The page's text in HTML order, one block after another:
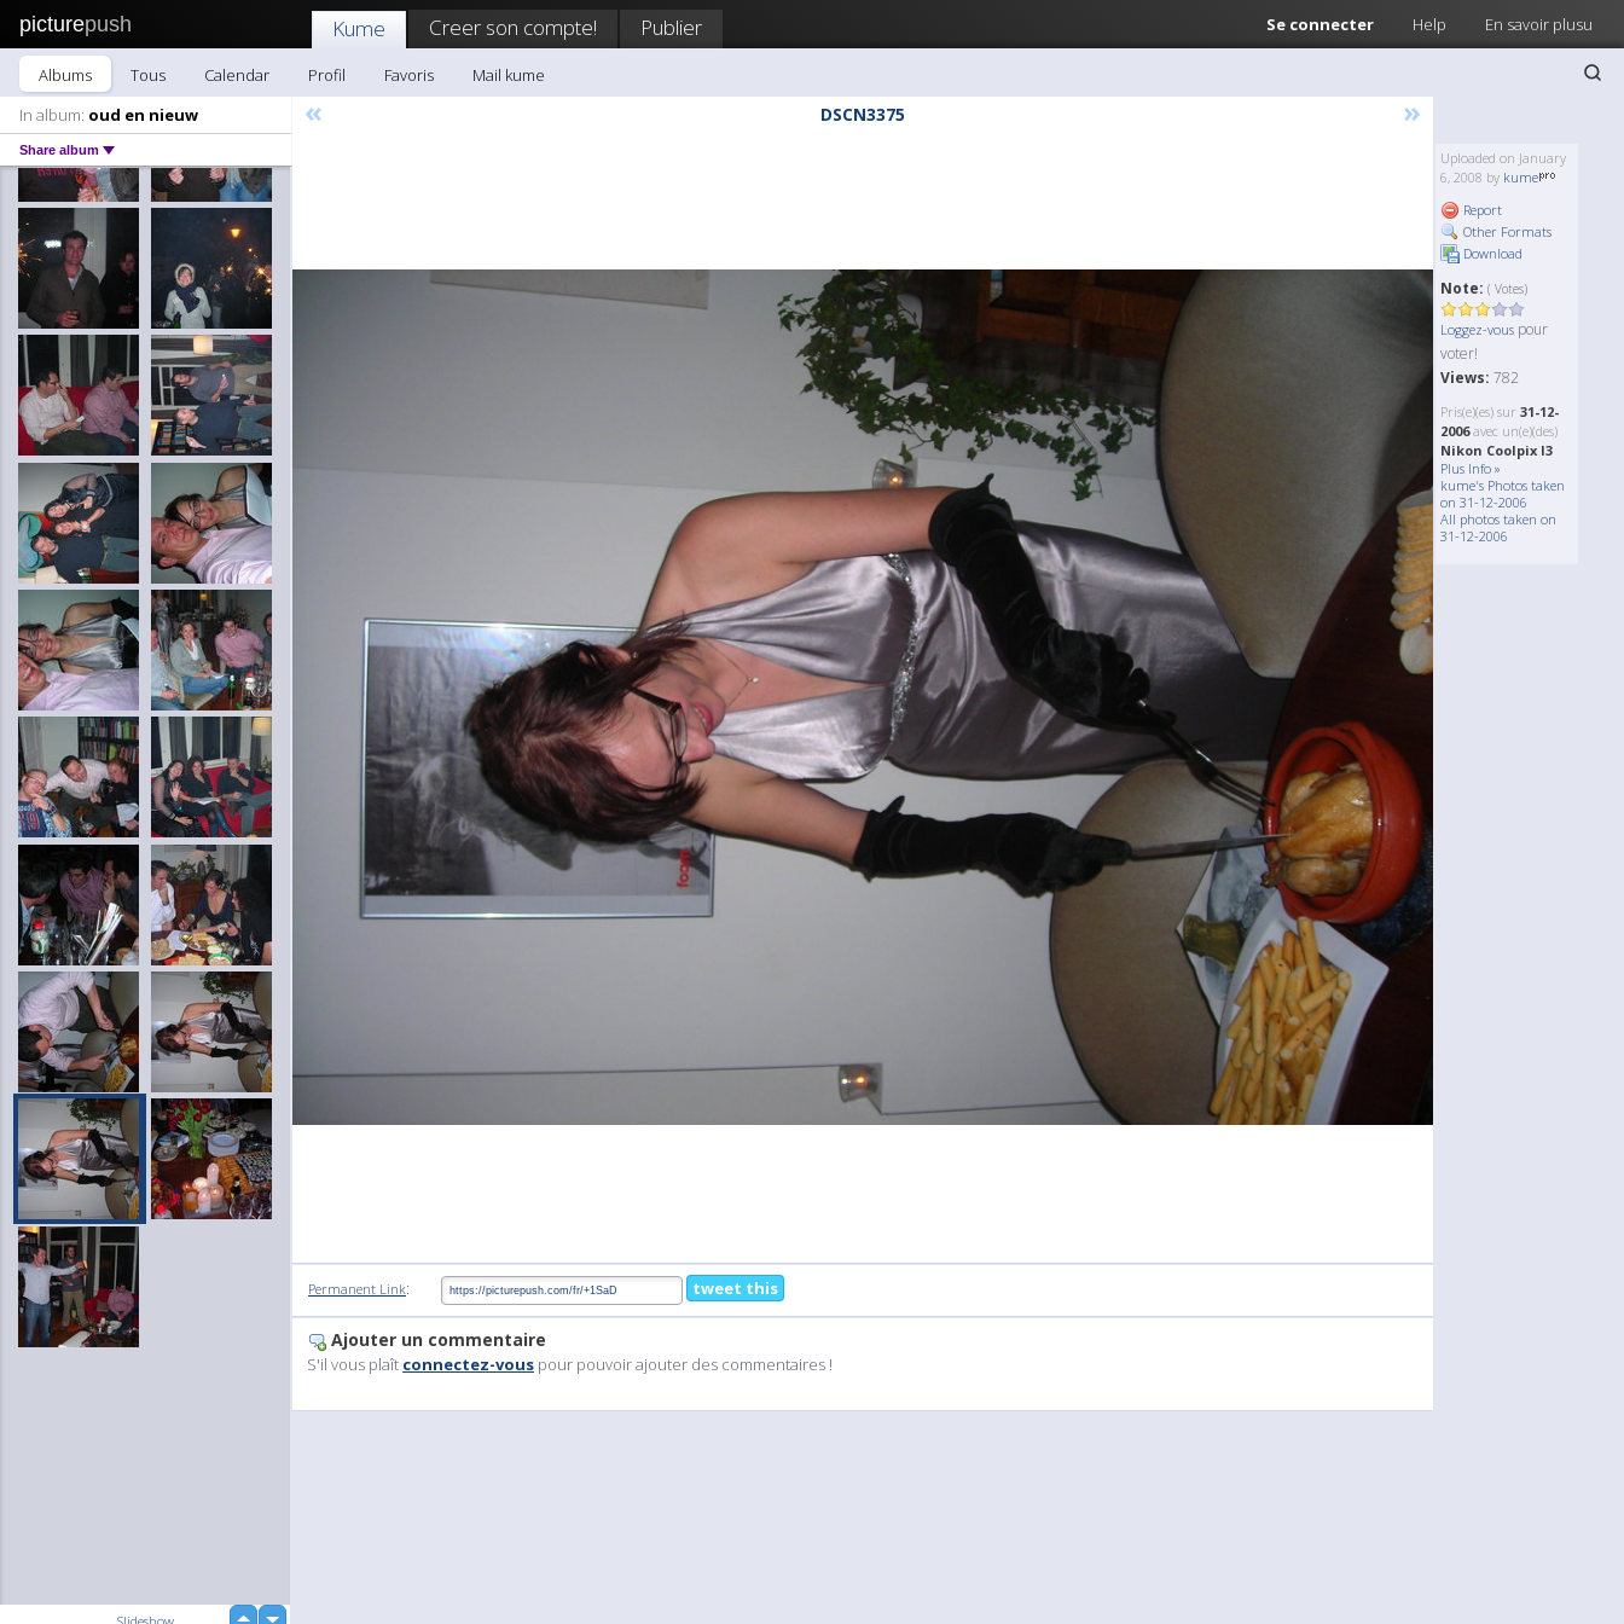
picturepush Se connecter Help En savoir plusu
Kume Creer son compte! Publier
Albums Tous Calendar Profil Favoris
Mail kume
In album: oud en nieuw
Share album
« DSCN3375 »
Uploaded on January
6, 2008 by kume
Report
Other Formats
Download
Note: ( Votes)
Loggez-vous pour
voter!
Views: 782
Pris(e)(es) sur 31-12-
2006avec un(e)(des)
Nikon Coolpix l3
Plus Info »
kume's Photos taken
on 31-12-2006
All photos taken on
31-12-2006
Permanent Link: tweet this
Ajouter un commentaire
S'il vous plaît connectez-vous pour pouvoir ajouter des commentaires !